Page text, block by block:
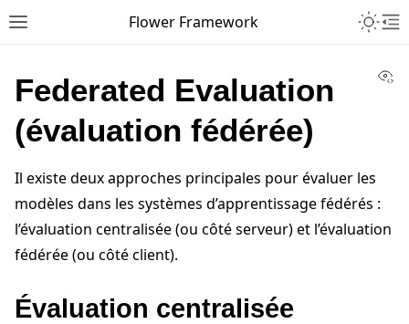
Toggle site navigation sidebar
Flower Framework
Federated Evaluation
(évaluation fédérée)
Il existe deux approches principales pour évaluer les
modèles dans les systèmes d’apprentissage fédérés :
l’évaluation centralisée (ou côté serveur) et l’évaluation
fédérée (ou côté client).
Évaluation centralisée